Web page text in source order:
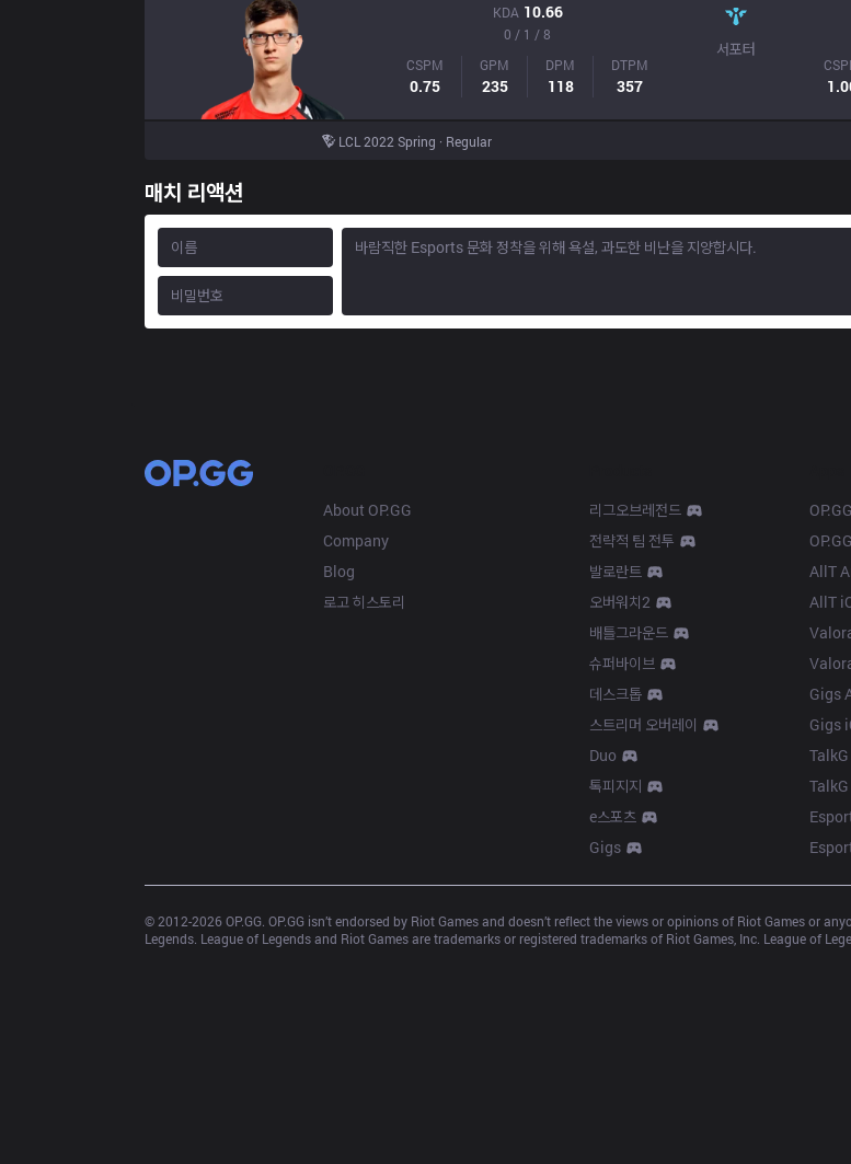
KDA 10.66
0 / 1 / 8
CSPM
0.75
GPM
235
DPM
118
DTPM
357
서포터
LCL 2022 Spring · Regular
매치 리액션
About OP.GG
Company
Blog
로고 히스토리
리그오브레전드
전략적 팀 전투
발로란트
오버워치2
배틀그라운드
슈퍼바이브
데스크톱
스트리머 오버레이
Duo
톡피지지
e스포츠
Gigs
AllT
AllT
Gigs
Gigs
© 2012-2026 OP.GG. OP.GG isn’t endorsed by Riot Games and doesn’t reflect the views or opinions of Riot Games or
Legends. League of Legends and Riot Games are trademarks or registered trademarks of Riot Games, Inc. League of